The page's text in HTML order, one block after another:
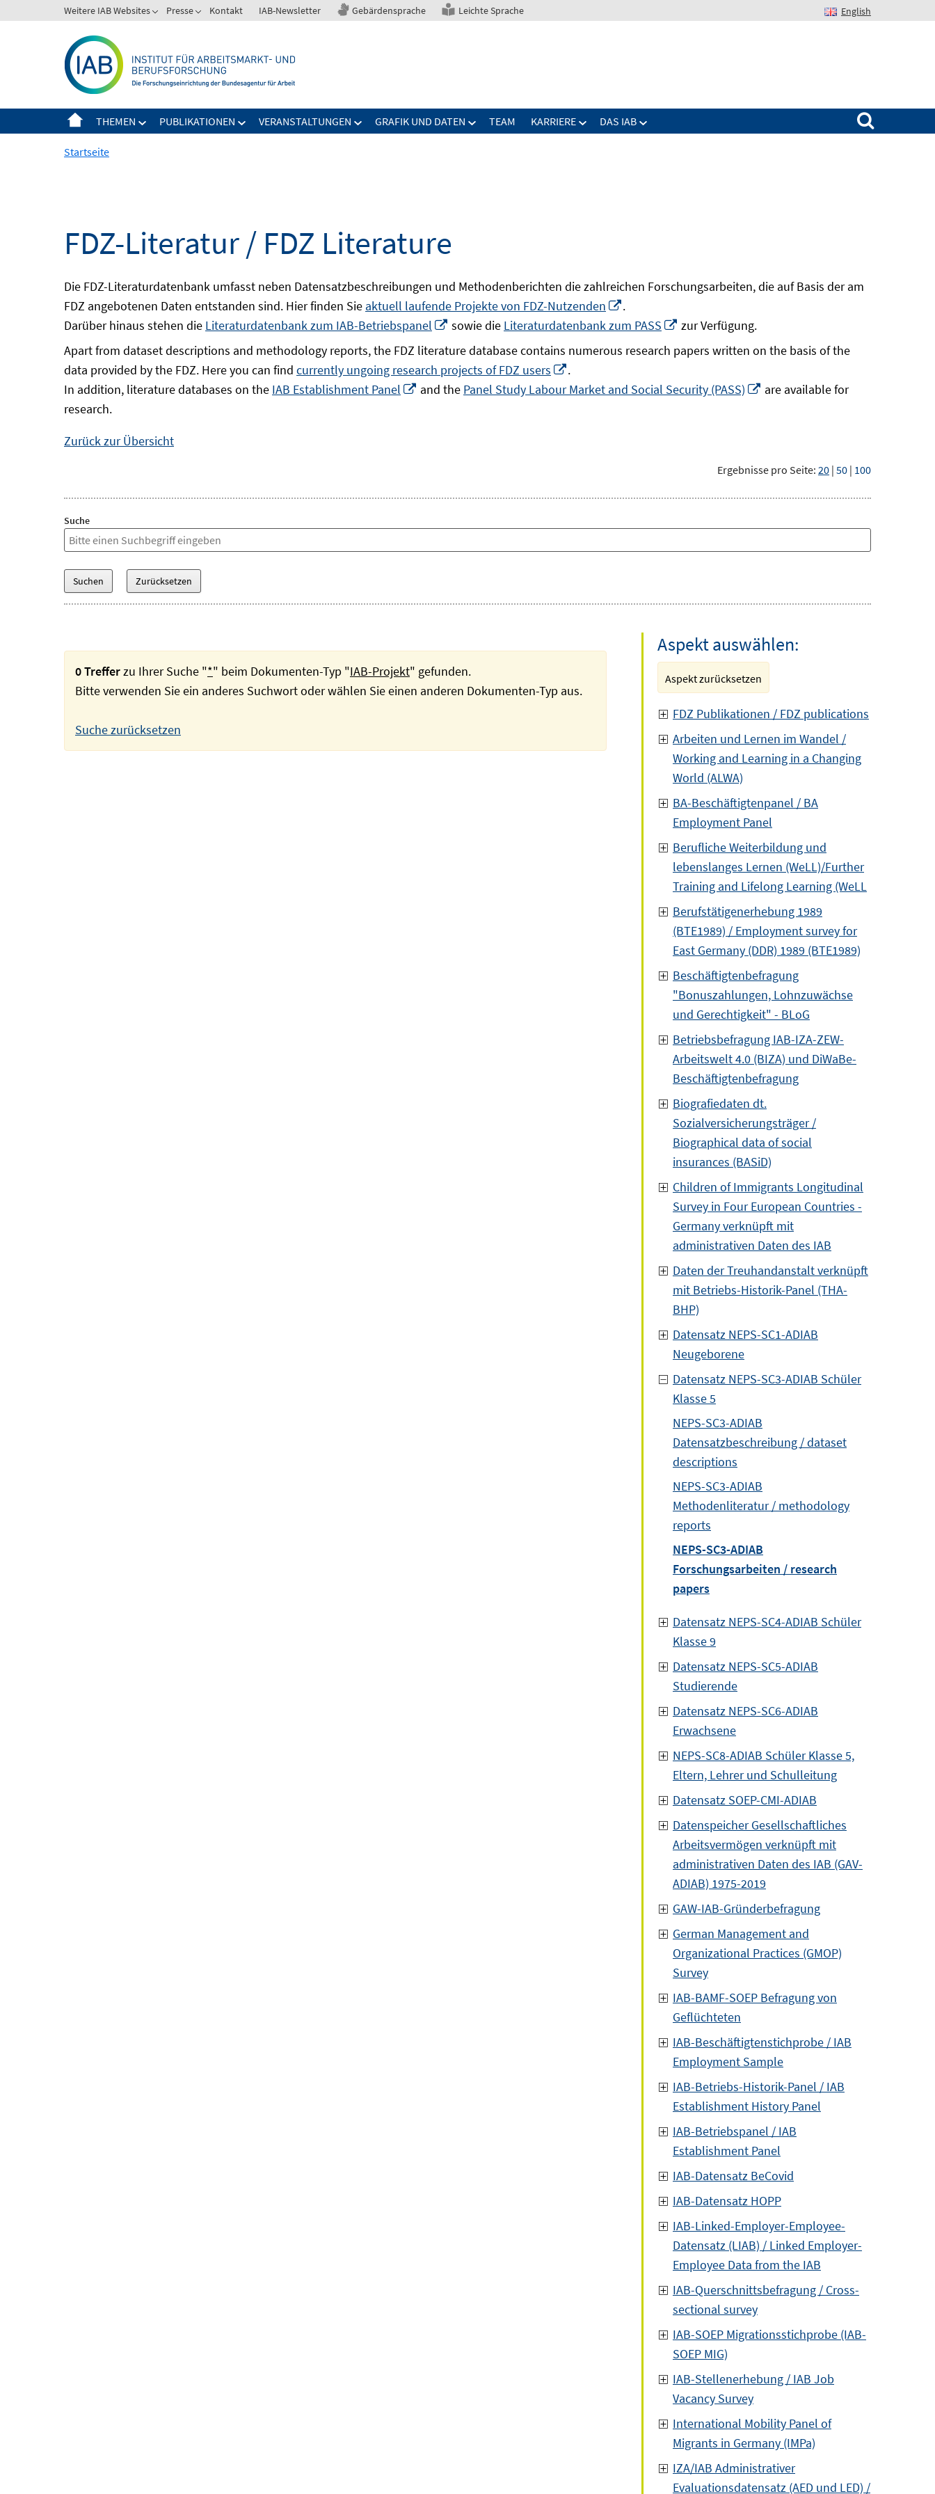
zum
Weitere IAB Websites Presse Kontakt IAB-Newsletter Gebärdensprache Leichte Sprache English
THEMEN PUBLIKATIONEN VERANSTALTUNGEN GRAFIK UND DATEN TEAM KARRIERE DAS IAB
Suchen nach:
Startseite
FDZ-Literatur / FDZ Literature
Die FDZ-Literaturdatenbank umfasst neben Datensatzbeschreibungen und Methodenberichten die zahlreichen Forschungsarbeiten, die auf Basis der am
FDZ angebotenen Daten entstanden sind. Hier finden Sie aktuell laufende Projekte von FDZ-Nutzenden
In
neuem
.
Darüber hinaus stehen die Literaturdatenbank zum IAB-Betriebspanel
In
neuem
Fenster
öffnen
sowie die Literaturdatenbank zum PASS
In
öffnen
zur Verfügung.
Apart from dataset descriptions and methodology reports, the FDZ literature database contains numerous research papers written on the basis of the
data provided by the FDZ. Here you can find currently ungoing research projects of FDZ users
In
neuem
.
In addition, literature databases on the IAB Establishment Panel
In
and the Panel Study Labour Market and Social Security (PASS)
In
are available for
research.
Zurück zur Übersicht
Ergebnisse pro Seite: 20 | 50 | 100
Suche
0 Trefferzu Ihrer Suche "*" beim Dokumenten-Typ "IAB-Projekt" gefunden.
Bitte verwenden Sie ein anderes Suchwort oder wählen Sie einen anderen Dokumenten-Typ aus.
Suche zurücksetzen
Aspekt auswählen:
Aspekt zurücksetzen
FDZ Publikationen / FDZ publications
Arbeiten und Lernen im Wandel /
Working and Learning in a Changing
World (ALWA)
BA-Beschäftigtenpanel / BA
Employment Panel
Berufliche Weiterbildung und
lebenslanges Lernen (WeLL)/Further
Training and Lifelong Learning (WeLL
Berufstätigenerhebung 1989
(BTE1989) / Employment survey for
East Germany (DDR) 1989 (BTE1989)
Beschäftigtenbefragung
"Bonuszahlungen, Lohnzuwächse
und Gerechtigkeit" - BLoG
Betriebsbefragung IAB-IZA-ZEW-
Arbeitswelt 4.0 (BIZA) und DiWaBe-
Beschäftigtenbefragung
Biografiedaten dt.
Sozialversicherungsträger /
Biographical data of social
insurances (BASiD)
Children of Immigrants Longitudinal
Survey in Four European Countries -
Germany verknüpft mit
administrativen Daten des IAB
Daten der Treuhandanstalt verknüpft
mit Betriebs-Historik-Panel (THA-
BHP)
Datensatz NEPS-SC1-ADIAB
Neugeborene
Datensatz NEPS-SC3-ADIAB Schüler
Klasse 5
NEPS-SC3-ADIAB
Datensatzbeschreibung / dataset
descriptions
NEPS-SC3-ADIAB
Methodenliteratur / methodology
reports
NEPS-SC3-ADIAB
Forschungsarbeiten / research
papers
Datensatz NEPS-SC4-ADIAB Schüler
Klasse 9
Datensatz NEPS-SC5-ADIAB
Studierende
Datensatz NEPS-SC6-ADIAB
Erwachsene
NEPS-SC8-ADIAB Schüler Klasse 5,
Eltern, Lehrer und Schulleitung
Datensatz SOEP-CMI-ADIAB
Datenspeicher Gesellschaftliches
Arbeitsvermögen verknüpft mit
administrativen Daten des IAB (GAV-
ADIAB) 1975-2019
GAW-IAB-Gründerbefragung
German Management and
Organizational Practices (GMOP)
Survey
IAB-BAMF-SOEP Befragung von
Geflüchteten
IAB-Beschäftigtenstichprobe / IAB
Employment Sample
IAB-Betriebs-Historik-Panel / IAB
Establishment History Panel
IAB-Betriebspanel / IAB
Establishment Panel
IAB-Datensatz BeCovid
IAB-Datensatz HOPP
IAB-Linked-Employer-Employee-
Datensatz (LIAB) / Linked Employer-
Employee Data from the IAB
IAB-Querschnittsbefragung / Cross-
sectional survey
IAB-SOEP Migrationsstichprobe (IAB-
SOEP MIG)
IAB-Stellenerhebung / IAB Job
Vacancy Survey
International Mobility Panel of
Migrants in Germany (IMPa)
IZA/IAB Administrativer
Evaluationsdatensatz (AED und LED) /